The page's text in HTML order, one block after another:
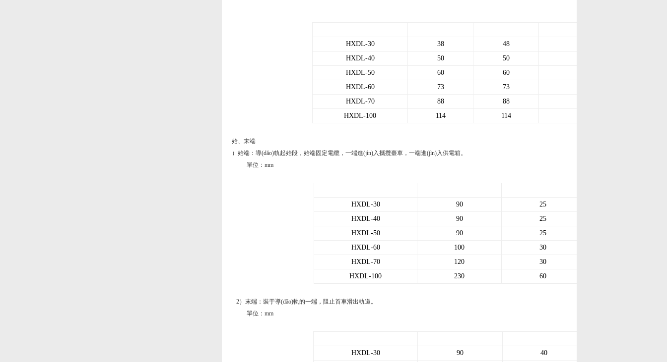
HXDL-30 38 48
HXDL-40
50 50
HXDL-50
60 60
HXDL-60
73 73
HXDL-70
88 88
HXDL-100
114 114
始、末端
）始端：導(dǎo)軌起始段，始端固定電纜，一端進(jìn)入攜攬臺車，一端進(jìn)入供電箱。
單位：mm
HXDL-30 90
25
HXDL-40
90
25
HXDL-50
90
25
HXDL-60
100
30
HXDL-70
120
30
HXDL-100
230 60
2）末端：裝于導(dǎo)軌的一端，阻止首車滑出軌道。
單位：mm
HXDL-30 90 40